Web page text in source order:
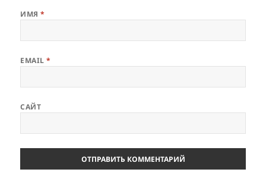
ИМЯ*
EMAIL*
САЙТ